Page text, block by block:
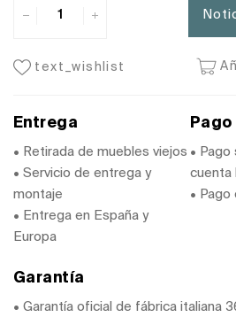
text_wishlist
Entrega
• Retirada de muebles viejos
• Servicio de entrega y
montaje
• Entrega en España y
Europa
Pago
•
cuenta
• Pago
Garantía
• Garantía oficial de fábrica italiana